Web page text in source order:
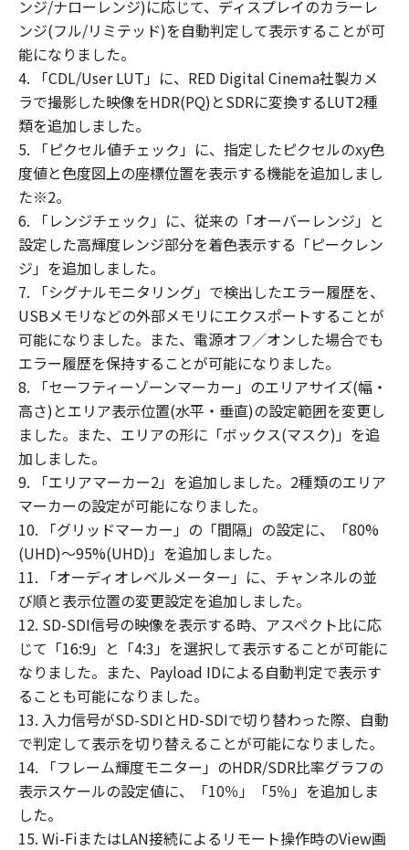
たとえ、キヤノンファインテックニスカ、
キヤノンファインテックニスカの関係会
社、それらの販売代理店または販売店がか
かる損害の可能性について知らされていた
場合でも同様です。
(3)キヤノンファインテックニスカ、キヤノ
ンファインテックニスカ関係会社、それら
の販売代理店または販売店のいずれも、
ェア」の使用に起因または関連してお客様
と第三者との間に生じたいかなる紛争につ
いても、一切責任を負わないものとしま
す。
輸
出
お客様は、日本国政府または関連する外
国政府より必要な認可等を得ることなし
に、「本ソフトウェア」の全部または一
部を、直接または間接に輸出してはなり
ません。
契約期間
(1)本契約書は、お客様が、『同意』を示す
行為を行った時点、または「本ソフトウェ
ア」を使用した時点で発効し、下記(2)また
は(3)により終了されるまで有効に存続しま
す。
(2)お客様は、「本ソフトウェア」およびそ
の複製物のすべてを廃棄および消去するこ
とにより、本契約書を終了させることがで
きます。
(3)お客様が本契約書のいずれかの条項に違
反した場合、本契約書は直ちに終了しま
す。
(4)お客様は、上記(3)によって本契約書が
終了した場合、速やかに、「本ソフトウェ
は消去するものとします。
ンジ/ナローレンジ)に応じて、ディスプレイのカラーレ
ンジ(フル/リミテッド)を自動判定して表示することが可
能になりました。
4. 「CDL/User LUT」に、RED Digital Cinema社製カメ
ラで撮影した映像をHDR(PQ)とSDRに変換するLUT2種
類を追加しました。
5. 「ピクセル値チェック」に、指定したピクセルのxy色
度値と色度図上の座標位置を表示する機能を追加しまし
た※2。
6. 「レンジチェック」に、従来の「オーバーレンジ」と
設定した高輝度レンジ部分を着色表示する「ピークレン
ジ」を追加しました。
7. 「シグナルモニタリング」で検出したエラー履歴を、
USBメモリなどの外部メモリにエクスポートすることが
可能になりました。また、電源オフ／オンした場合でも
エラー履歴を保持することが可能になりました。
8. 「セーフティーゾーンマーカー」のエリアサイズ(幅・
高さ)とエリア表示位置(水平・垂直)の設定範囲を変更し
ました。また、エリアの形に「ボックス(マスク)」を追
加しました。
9. 「エリアマーカー2」を追加しました。2種類のエリア
マーカーの設定が可能になりました。
10. 「グリッドマーカー」の「間隔」の設定に、「80%
(UHD)～95%(UHD)」を追加しました。
11. 「オーディオレベルメーター」に、チャンネルの並
び順と表示位置の変更設定を追加しました。
12. SD-SDI信号の映像を表示する時、アスペクト比に応
じて「16:9」と「4:3」を選択して表示することが可能に
なりました。また、Payload IDによる自動判定で表示す
ることも可能になりました。
13. 入力信号がSD-SDIとHD-SDIで切り替わった際、自動
で判定して表示を切り替えることが可能になりました。
14. 「フレーム輝度モニター」のHDR/SDR比率グラフの
表示スケールの設定値に、「10％」「5％」を追加しま
した。
15. Wi-FiまたはLAN接続によるリモート操作時のView画